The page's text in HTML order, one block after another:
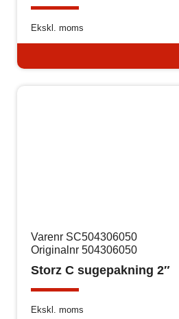
Ekskl. moms
Varenr SC504306050
Originalnr 504306050
Storz C sugepakning 2″
Ekskl. moms